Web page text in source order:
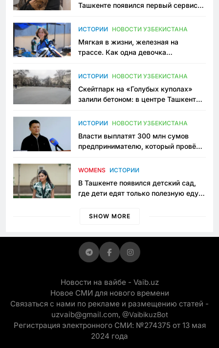
Ташкенте появился первый сервис
ИСТОРИИ НОВОСТИ УЗБЕКИСТАНА
Мягкая в жизни, железная на
трассе. Как одна девочка
Узбекистане
ИСТОРИИ НОВОСТИ УЗБЕКИСТАНА
Скейтпарк на «Голубых куполах»
залили бетоном: в центре Ташкента
пространство
ИСТОРИИ НОВОСТИ УЗБЕКИСТАНА
Власти выплатят 300 млн сумов
предпринимателю, который провёл
приговору
WOMENS ИСТОРИИ
В Ташкенте появился детский сад,
где дети едят только полезную еду.
просить «кашу без сахара»
SHOW MORE
Новости на вайбе - Vaib.uz
Новое СМИ для нового времени
Связаться с нами по рекламе и размещению статей -
uzvaib@gmail.com, @VaibikuzBot
Регистрация электронного СМИ: №274375 от 13 мая
2024 года